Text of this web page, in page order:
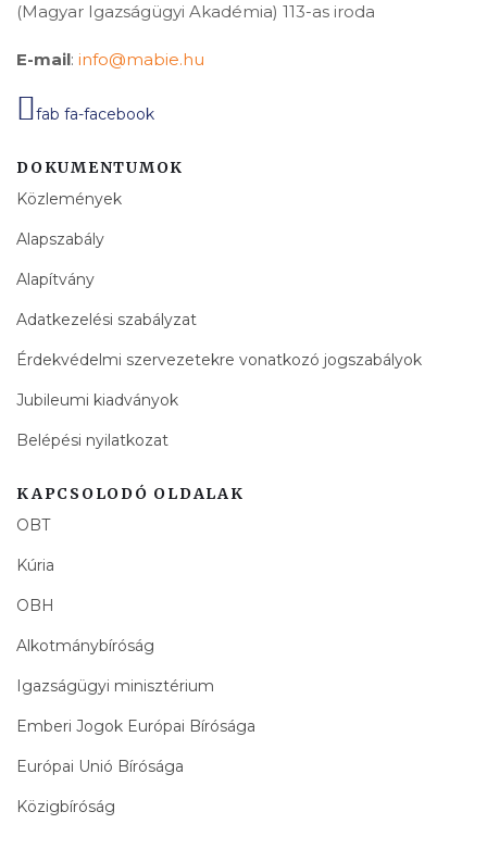
(Magyar Igazságügyi Akadémia) 113-as iroda
E-mail: info@mabie.hu
fab fa-facebook
DOKUMENTUMOK
Közlemények
Alapszabály
Alapítvány
Adatkezelési szabályzat
Érdekvédelmi szervezetekre vonatkozó jogszabályok
Jubileumi kiadványok
Belépési nyilatkozat
KAPCSOLODÓ OLDALAK
OBT
Kúria
OBH
Alkotmánybíróság
Igazságügyi minisztérium
Emberi Jogok Európai Bírósága
Európai Unió Bírósága
Közigbíróság